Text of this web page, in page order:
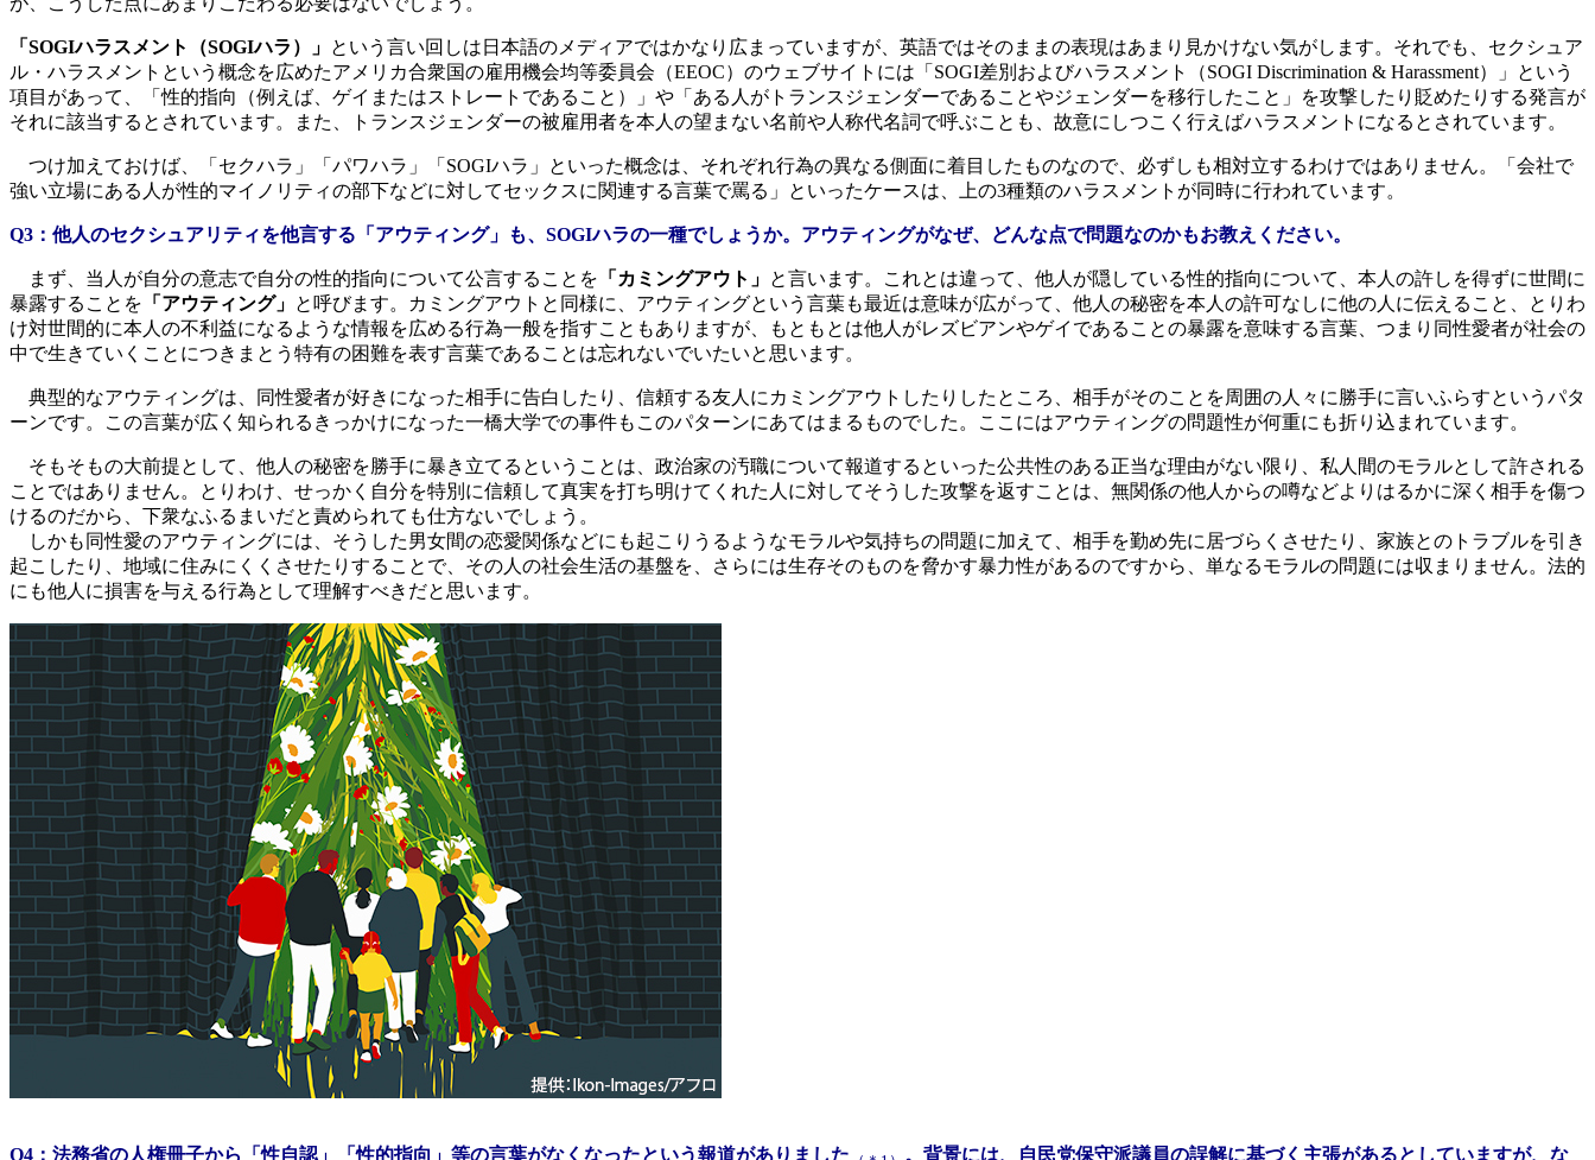
「SOGIハラスメント（SOGIハラ）」 という言い回しは日本語のメディアではかなり広まっていますが、英語ではそのままの表現はあまり見かけない気がします。それでも、セクシュア
ル・ハラスメントという概念を広めたアメリカ合衆国の雇用機会均等委員会（EEOC）のウェブサイトには「SOGI差別およびハラスメント（SOGI Discrimination & Harassment）」という
項目があって、「性的指向（例えば、ゲイまたはストレートであること）」や「ある人がトランスジェンダーであることやジェンダーを移行したこと」を攻撃したり貶めたりする発言が
それに該当するとされています。また、トランスジェンダーの被雇用者を本人の望まない名前や人称代名詞で呼ぶことも、故意にしつこく行えばハラスメントになるとされています。
つけ加えておけば、「セクハラ」「パワハラ」「SOGIハラ」といった概念は、それぞれ行為の異なる側面に着目したものなので、必ずしも相対立するわけではありません。「会社で
強い立場にある人が性的マイノリティの部下などに対してセックスに関連する言葉で罵る」といったケースは、上の3種類のハラスメントが同時に行われています。
Q3：他人のセクシュアリティを他言する「アウティング」も、SOGIハラの一種でしょうか。アウティングがなぜ、どんな点で問題なのかもお教えください。
まず、当人が自分の意志で自分の性的指向について公言することを 「カミングアウト」 と言います。これとは違って、他人が隠している性的指向について、本人の許しを得ずに世間に
暴露することを 「アウティング」 と呼びます。カミングアウトと同様に、アウティングという言葉も最近は意味が広がって、他人の秘密を本人の許可なしに他の人に伝えること、とりわ
け対世間的に本人の不利益になるような情報を広める行為一般を指すこともありますが、もともとは他人がレズビアンやゲイであることの暴露を意味する言葉、つまり同性愛者が社会の
中で生きていくことにつきまとう特有の困難を表す言葉であることは忘れないでいたいと思います。
典型的なアウティングは、同性愛者が好きになった相手に告白したり、信頼する友人にカミングアウトしたりしたところ、相手がそのことを周囲の人々に勝手に言いふらすというパタ
ーンです。この言葉が広く知られるきっかけになった一橋大学での事件もこのパターンにあてはまるものでした。ここにはアウティングの問題性が何重にも折り込まれています。
そもそもの大前提として、他人の秘密を勝手に暴き立てるということは、政治家の汚職について報道するといった公共性のある正当な理由がない限り、私人間のモラルとして許される
ことではありません。とりわけ、せっかく自分を特別に信頼して真実を打ち明けてくれた人に対してそうした攻撃を返すことは、無関係の他人からの噂などよりはるかに深く相手を傷つ
けるのだから、下衆なふるまいだと責められても仕方ないでしょう。
しかも同性愛のアウティングには、そうした男女間の恋愛関係などにも起こりうるようなモラルや気持ちの問題に加えて、相手を勤め先に居づらくさせたり、家族とのトラブルを引き
起こしたり、地域に住みにくくさせたりすることで、その人の社会生活の基盤を、さらには生存そのものを脅かす暴力性があるのですから、単なるモラルの問題には収まりません。法的
にも他人に損害を与える行為として理解すべきだと思います。
Q4：法務省の人権冊子から「性自認」「性的指向」等の言葉がなくなったという報道がありました 。背景には、自民党保守派議員の誤解に基づく主張があるとしていますが、な